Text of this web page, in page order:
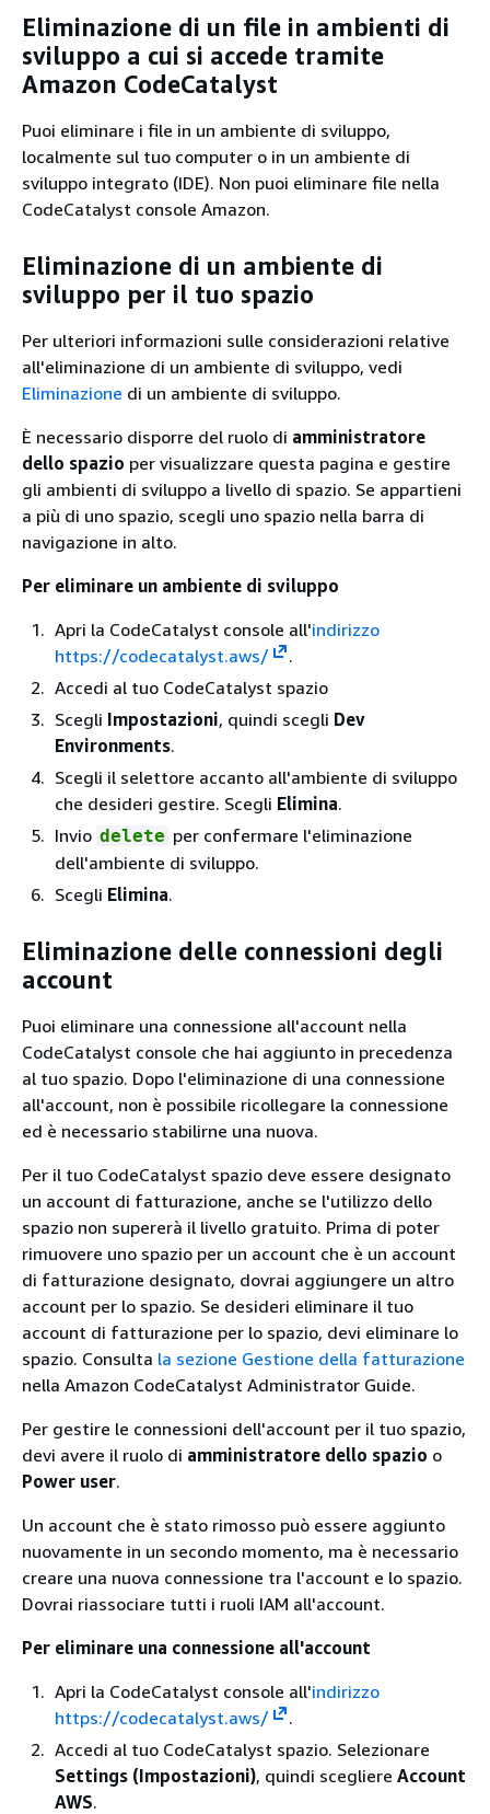
Eliminazione di un file in ambienti di
sviluppo a cui si accede tramite
Amazon CodeCatalyst
Puoi eliminare i file in un ambiente di sviluppo,
localmente sul tuo computer o in un ambiente di
sviluppo integrato (IDE). Non puoi eliminare file nella
CodeCatalyst console Amazon.
Eliminazione di un ambiente di
sviluppo per il tuo spazio
Per ulteriori informazioni sulle considerazioni relative
all'eliminazione di un ambiente di sviluppo, vedi
Eliminazione di un ambiente di sviluppo.
È necessario disporre del ruolo di amministratore
dello spazio per visualizzare questa pagina e gestire
gli ambienti di sviluppo a livello di spazio. Se appartieni
a più di uno spazio, scegli uno spazio nella barra di
navigazione in alto.
Per eliminare un ambiente di sviluppo
Apri la CodeCatalyst console all'indirizzo
https://codecatalyst.aws/
.
Accedi al tuo CodeCatalyst spazio
Scegli Impostazioni, quindi scegli Dev
Environments.
Scegli il selettore accanto all'ambiente di sviluppo
che desideri gestire. Scegli Elimina.
Invio delete per confermare l'eliminazione
dell'ambiente di sviluppo.
Scegli Elimina.
Eliminazione delle connessioni degli
account
Puoi eliminare una connessione all'account nella
CodeCatalyst console che hai aggiunto in precedenza
al tuo spazio. Dopo l'eliminazione di una connessione
all'account, non è possibile ricollegare la connessione
ed è necessario stabilirne una nuova.
Per il tuo CodeCatalyst spazio deve essere designato
un account di fatturazione, anche se l'utilizzo dello
spazio non supererà il livello gratuito. Prima di poter
rimuovere uno spazio per un account che è un account
di fatturazione designato, dovrai aggiungere un altro
account per lo spazio. Se desideri eliminare il tuo
account di fatturazione per lo spazio, devi eliminare lo
spazio. Consulta la sezione Gestione della fatturazione
nella Amazon CodeCatalyst Administrator Guide.
Per gestire le connessioni dell'account per il tuo spazio,
devi avere il ruolo di amministratore dello spazio o
Power user.
Un account che è stato rimosso può essere aggiunto
nuovamente in un secondo momento, ma è necessario
creare una nuova connessione tra l'account e lo spazio.
Dovrai riassociare tutti i ruoli IAM all'account.
Per eliminare una connessione all'account
Apri la CodeCatalyst console all'indirizzo
https://codecatalyst.aws/
.
Accedi al tuo CodeCatalyst spazio. Selezionare
Settings (Impostazioni), quindi scegliere Account
AWS.